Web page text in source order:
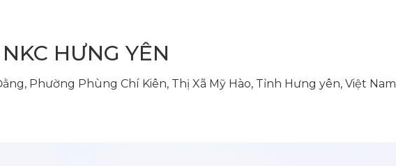
HƯNG YÊN
Phường Phùng Chí Kiên, Thị Xã Mỹ Hào, Tỉnh Hưng yên, Việt Nam